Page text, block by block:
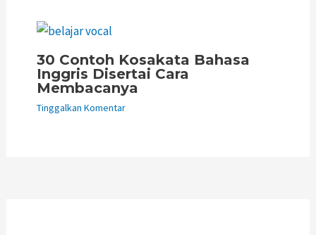
30 Contoh Kosakata Bahasa
Inggris Disertai Cara
Membacanya
Tinggalkan Komentar